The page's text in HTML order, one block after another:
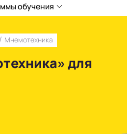
парк
55
обучения
/ Мнемотехника
для